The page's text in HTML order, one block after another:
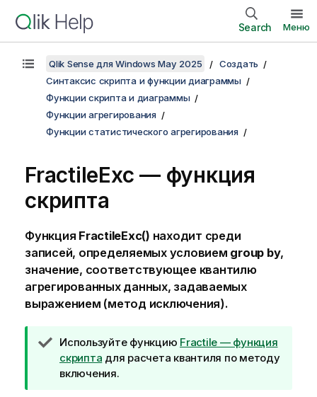
Search Меню
Qlik Sense для Windows May 2025
Создать
Синтаксис скрипта и функции диаграммы
Функции скрипта и диаграммы
Функции агрегирования
Функции статистического агрегирования
FractileExc — функция
скрипта
Функция FractileExc() находит среди
записей, определяемых условием group by,
значение, соответствующее квантилю
агрегированных данных, задаваемых
выражением (метод исключения).
П
р
и
Используйте функцию Fractile — функция
скрипта для расчета квантиля по методу
включения.